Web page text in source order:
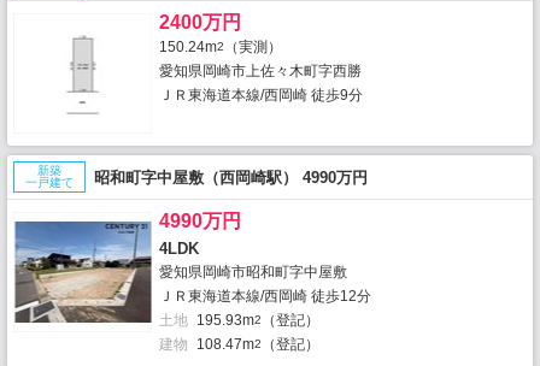
2400万円
150.24m2
（実測）
愛知県岡崎市上佐々木町字西勝
ＪＲ東海道本線/西岡崎 徒歩9分
新築
一戸建て
昭和町字中屋敷（西岡崎駅） 4990万円
4990万円
4LDK
愛知県岡崎市昭和町字中屋敷
ＪＲ東海道本線/西岡崎 徒歩12分
土地 195.93m2
（登記）
建物
108.47m2 （登記）